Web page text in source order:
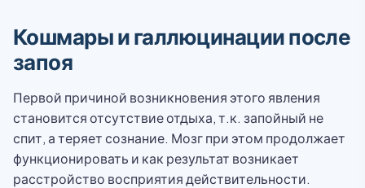
Кошмары и галлюцинации после
запоя
Первой причиной возникновения этого явления
становится отсутствие отдыха, т.к. запойный не
спит, а теряет сознание. Мозг при этом продолжает
функционировать и как результат возникает
расстройство восприятия действительности.